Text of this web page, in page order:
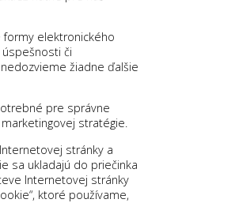
formy elektronického
či
žiadne ďalšie
pre správne
stratégie.
stránky a
sa ukladajú do priečinka
Internetovej stránky
ktoré používame,